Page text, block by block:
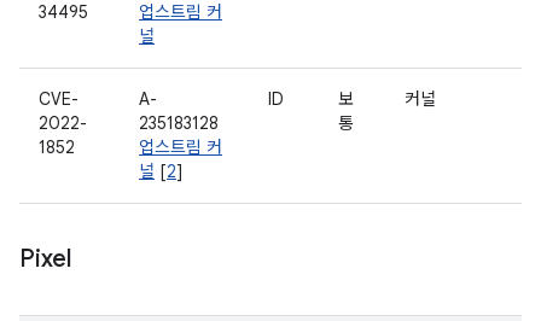
34495
업스트림 커
널
CVE-
2022-
1852
A-
235183128
업스트림 커
널 [2]
ID
보
통
커널
Pixel